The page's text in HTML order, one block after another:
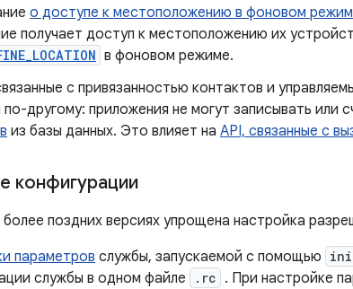
о доступе к местоположению в фоновом
получает доступ к местоположению их
в фоновом режиме.
с привязанностью контактов и
другому: приложения не могут записывать или
из базы данных. Это влияет на API, связанные с
конфигурации
поздних версиях упрощена настройка
параметров службы, запускаемой с помощью
службы в одном файле
.rc . При настройке